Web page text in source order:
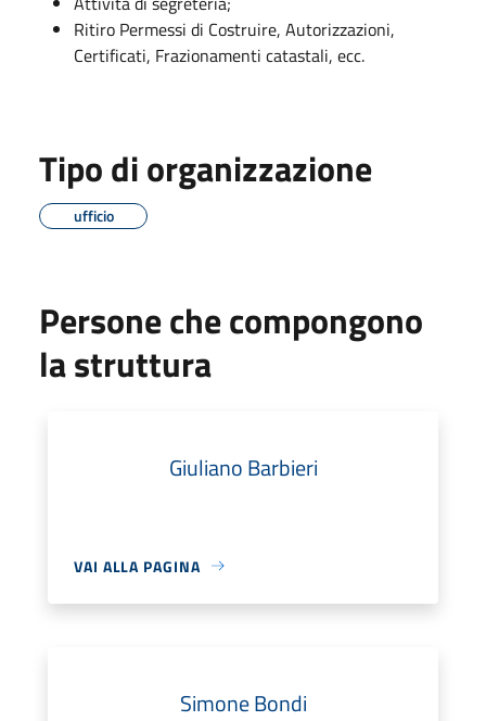
Ritiro Permessi di Costruire, Autorizzazioni,
Certificati, Frazionamenti catastali, ecc.
Tipo di organizzazione
ufficio
Persone che compongono
la struttura
Giuliano Barbieri
VAI ALLA PAGINA
Simone Bondi